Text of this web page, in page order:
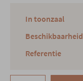
In toonzaal
Beschikbaarheid
Referentie